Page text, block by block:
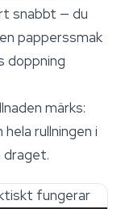
snabbt — du
papperssmak
doppning
märks:
rullningen i